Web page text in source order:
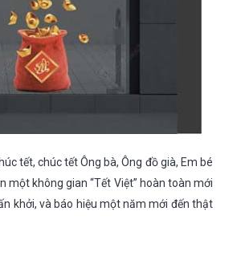
tết, chúc tết Ông bà, Ông đồ già, Em bé
một không gian “Tết Việt” hoàn toàn mới
khởi, và báo hiệu một năm mới đến thật